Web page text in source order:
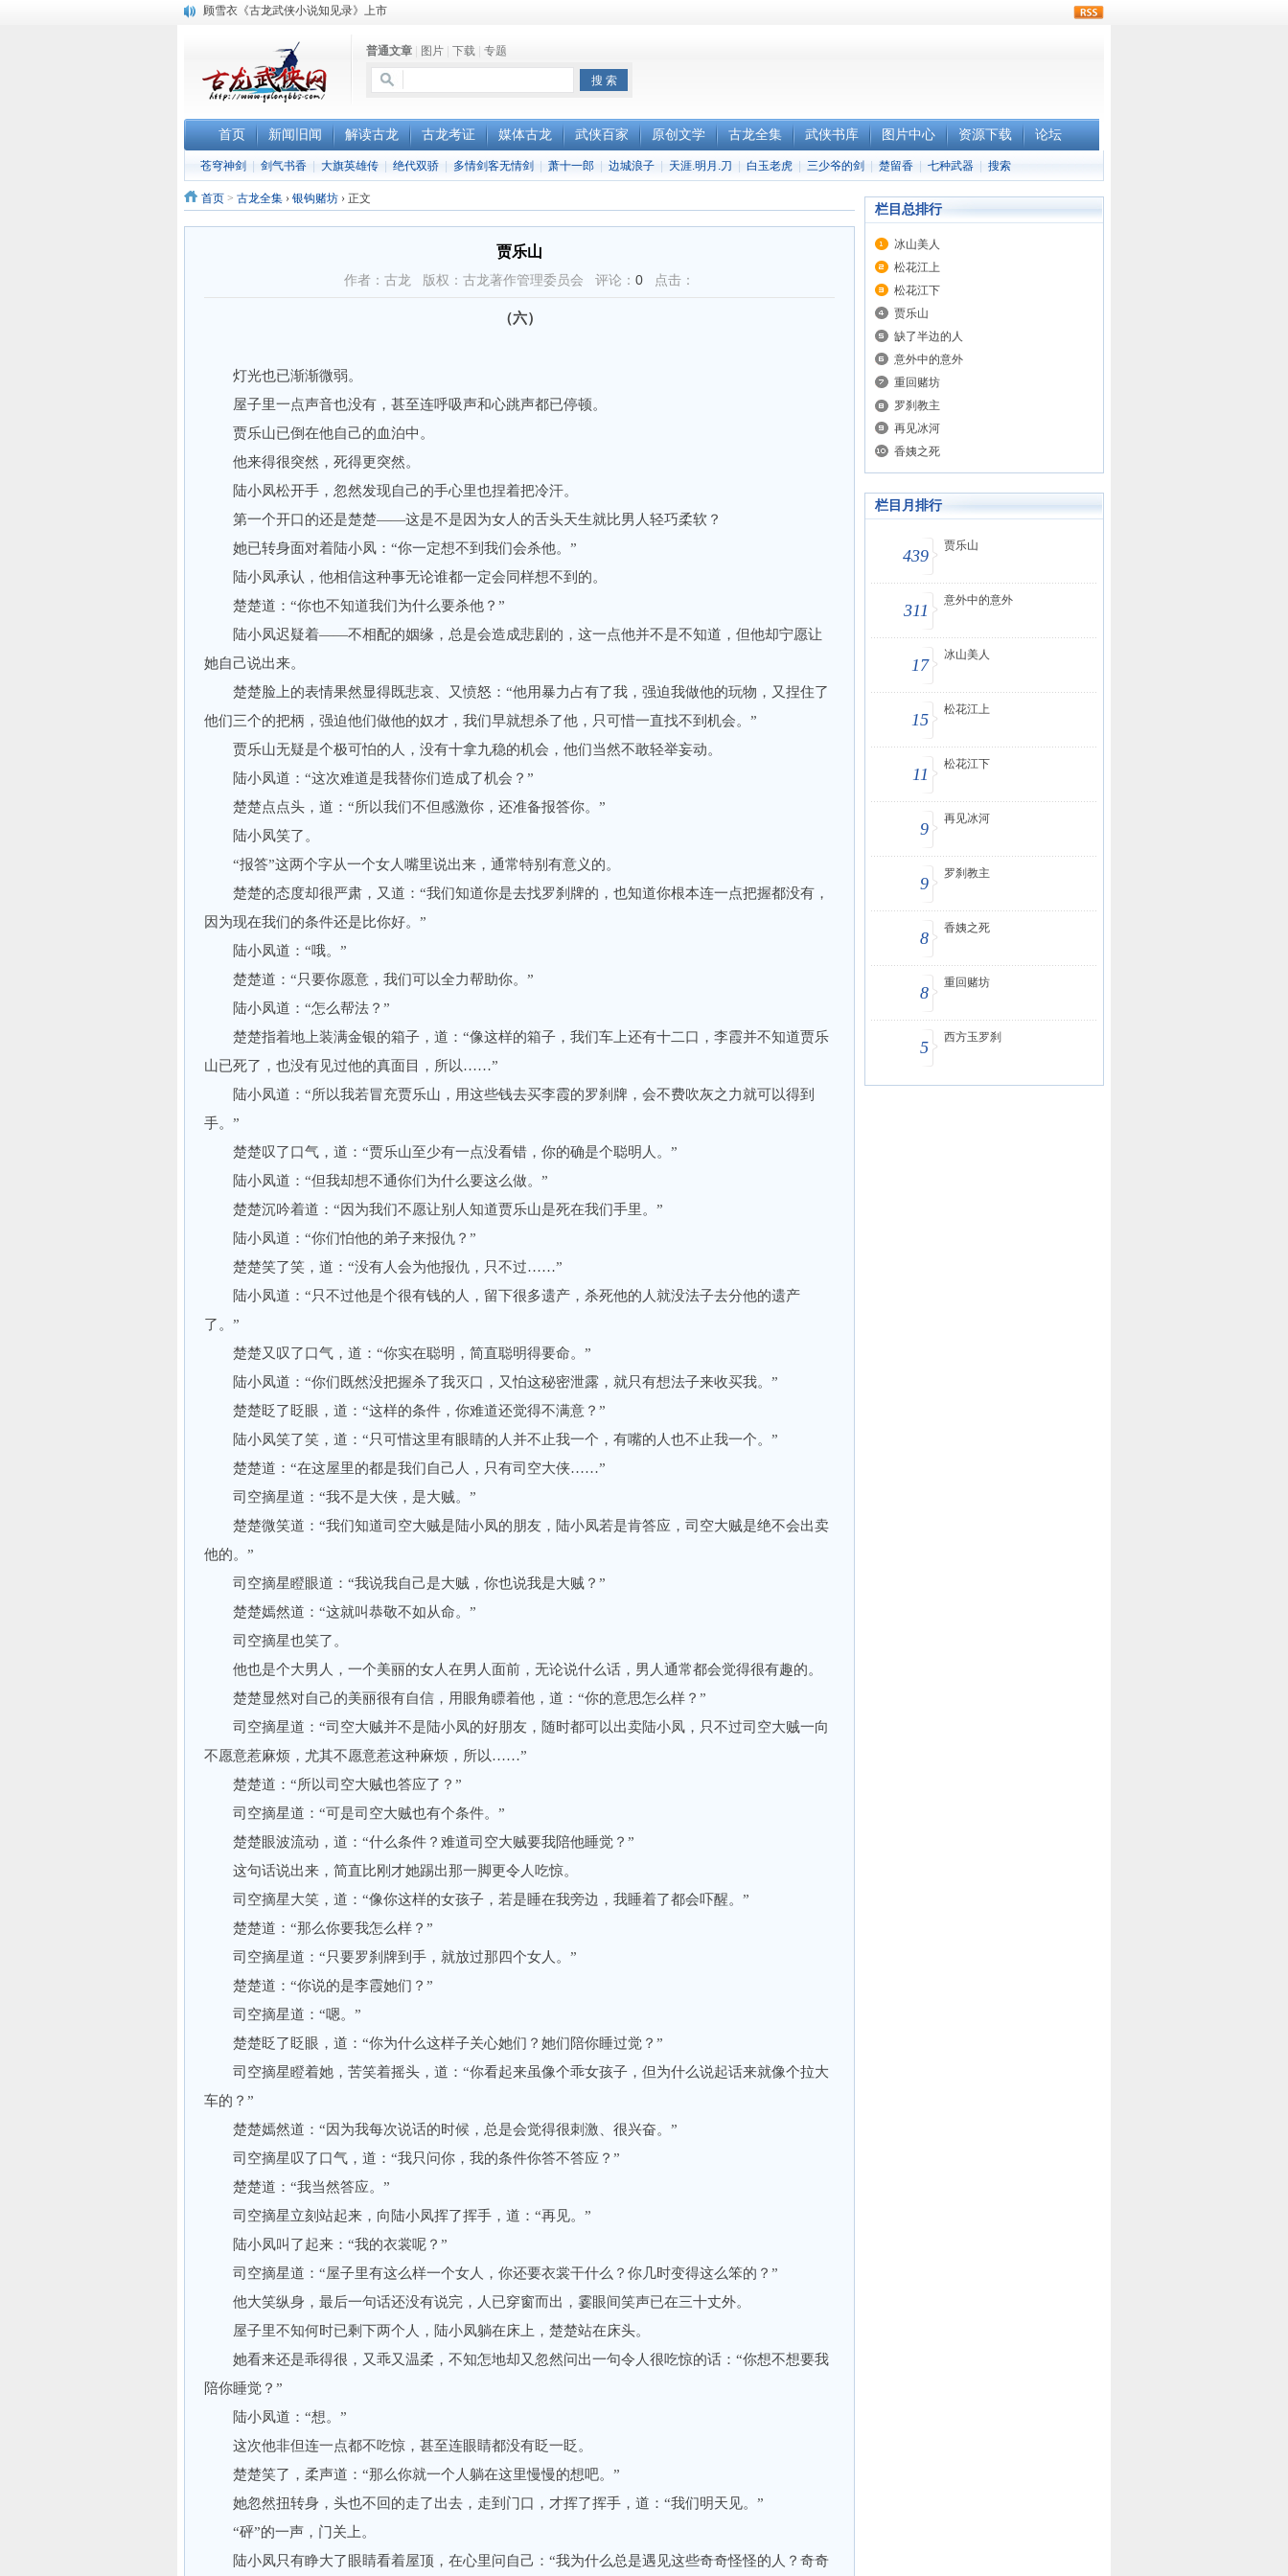
顾雪衣《古龙武侠小说知见录》上市
《古龙小说原貌探究》修订版已上市普通文章 图片 下载 专题
首页 新闻旧闻 解读古龙 古龙考证 媒体古龙 武侠百家 原创文学 古龙全集 武侠书库 图片中心 资源下载 论坛
苍穹神剑 剑气书香 大旗英雄传 绝代双骄 多情剑客无情剑 萧十一郎 边城浪子 天涯.明月.刀 白玉老虎 三少爷的剑 楚留香 七种武器 搜索
首页 > 古龙全集 › 银钩赌坊 › 正文
贾乐山
作者：古龙 版权：古龙著作管理委员会 评论： 0 点击：
（六）
灯光也已渐渐微弱。
屋子里一点声音也没有，甚至连呼吸声和心跳声都已停顿。
贾乐山已倒在他自己的血泊中。
他来得很突然，死得更突然。
陆小凤松开手，忽然发现自己的手心里也捏着把冷汗。
第一个开口的还是楚楚——这是不是因为女人的舌头天生就比男人轻巧柔软？
她已转身面对着陆小凤：“你一定想不到我们会杀他。”
陆小凤承认，他相信这种事无论谁都一定会同样想不到的。
楚楚道：“你也不知道我们为什么要杀他？”
陆小凤迟疑着——不相配的姻缘，总是会造成悲剧的，这一点他并不是不知道，但他却宁愿让
她自己说出来。
楚楚脸上的表情果然显得既悲哀、又愤怒：“他用暴力占有了我，强迫我做他的玩物，又捏住了
他们三个的把柄，强迫他们做他的奴才，我们早就想杀了他，只可惜一直找不到机会。”
贾乐山无疑是个极可怕的人，没有十拿九稳的机会，他们当然不敢轻举妄动。
陆小凤道：“这次难道是我替你们造成了机会？”
楚楚点点头，道：“所以我们不但感激你，还准备报答你。”
陆小凤笑了。
“报答”这两个字从一个女人嘴里说出来，通常特别有意义的。
楚楚的态度却很严肃，又道：“我们知道你是去找罗刹牌的，也知道你根本连一点把握都没有，
因为现在我们的条件还是比你好。”
陆小凤道：“哦。”
楚楚道：“只要你愿意，我们可以全力帮助你。”
陆小凤道：“怎么帮法？”
楚楚指着地上装满金银的箱子，道：“像这样的箱子，我们车上还有十二口，李霞并不知道贾乐
山已死了，也没有见过他的真面目，所以……”
陆小凤道：“所以我若冒充贾乐山，用这些钱去买李霞的罗刹牌，会不费吹灰之力就可以得到
手。”
楚楚叹了口气，道：“贾乐山至少有一点没看错，你的确是个聪明人。”
陆小凤道：“但我却想不通你们为什么要这么做。”
楚楚沉吟着道：“因为我们不愿让别人知道贾乐山是死在我们手里。”
陆小凤道：“你们怕他的弟子来报仇？”
楚楚笑了笑，道：“没有人会为他报仇，只不过……”
陆小凤道：“只不过他是个很有钱的人，留下很多遗产，杀死他的人就没法子去分他的遗产
了。”
楚楚又叹了口气，道：“你实在聪明，简直聪明得要命。”
陆小凤道：“你们既然没把握杀了我灭口，又怕这秘密泄露，就只有想法子来收买我。”
楚楚眨了眨眼，道：“这样的条件，你难道还觉得不满意？”
陆小凤笑了笑，道：“只可惜这里有眼睛的人并不止我一个，有嘴的人也不止我一个。”
楚楚道：“在这屋里的都是我们自己人，只有司空大侠……”
司空摘星道：“我不是大侠，是大贼。”
楚楚微笑道：“我们知道司空大贼是陆小凤的朋友，陆小凤若是肯答应，司空大贼是绝不会出卖
他的。”
司空摘星瞪眼道：“我说我自己是大贼，你也说我是大贼？”
楚楚嫣然道：“这就叫恭敬不如从命。”
司空摘星也笑了。
他也是个大男人，一个美丽的女人在男人面前，无论说什么话，男人通常都会觉得很有趣的。
楚楚显然对自己的美丽很有自信，用眼角瞟着他，道：“你的意思怎么样？”
司空摘星道：“司空大贼并不是陆小凤的好朋友，随时都可以出卖陆小凤，只不过司空大贼一向
不愿意惹麻烦，尤其不愿意惹这种麻烦，所以……”
楚楚道：“所以司空大贼也答应了？”
司空摘星道：“可是司空大贼也有个条件。”
楚楚眼波流动，道：“什么条件？难道司空大贼要我陪他睡觉？”
这句话说出来，简直比刚才她踢出那一脚更令人吃惊。
司空摘星大笑，道：“像你这样的女孩子，若是睡在我旁边，我睡着了都会吓醒。”
楚楚道：“那么你要我怎么样？”
司空摘星道：“只要罗刹牌到手，就放过那四个女人。”
楚楚道：“你说的是李霞她们？”
司空摘星道：“嗯。”
楚楚眨了眨眼，道：“你为什么这样子关心她们？她们陪你睡过觉？”
司空摘星瞪着她，苦笑着摇头，道：“你看起来虽像个乖女孩子，但为什么说起话来就像个拉大
车的？”
楚楚嫣然道：“因为我每次说话的时候，总是会觉得很刺激、很兴奋。”
司空摘星叹了口气，道：“我只问你，我的条件你答不答应？”
楚楚道：“我当然答应。”
司空摘星立刻站起来，向陆小凤挥了挥手，道：“再见。”
陆小凤叫了起来：“我的衣裳呢？”
司空摘星道：“屋子里有这么样一个女人，你还要衣裳干什么？你几时变得这么笨的？”
他大笑纵身，最后一句话还没有说完，人已穿窗而出，霎眼间笑声已在三十丈外。
屋子里不知何时已剩下两个人，陆小凤躺在床上，楚楚站在床头。
她看来还是乖得很，又乖又温柔，不知怎地却又忽然问出一句令人很吃惊的话：“你想不想要我
陪你睡觉？”
陆小凤道：“想。”
这次他非但连一点都不吃惊，甚至连眼睛都没有眨一眨。
楚楚笑了，柔声道：“那么你就一个人躺在这里慢慢的想吧。”
她忽然扭转身，头也不回的走了出去，走到门口，才挥了挥手，道：“我们明天见。”
“砰”的一声，门关上。
陆小凤只有睁大了眼睛看着屋顶，在心里问自己：“我为什么总是遇见这些奇奇怪怪的人？奇奇
栏目总排行
冰山美人
松花江上
松花江下
贾乐山
缺了半边的人
意外中的意外
重回赌坊
罗刹教主
再见冰河
香姨之死
栏目月排行
439
贾乐山
311
意外中的意外
17
冰山美人
15
松花江上
11
松花江下
9
再见冰河
9
罗刹教主
8
香姨之死
8
重回赌坊
5
西方玉罗刹